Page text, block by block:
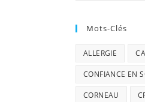
Mots-Clés
ALLERGIE
CONFIANCE EN
CORNEAU